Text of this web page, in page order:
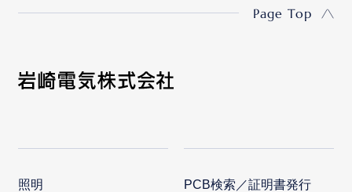
Page Top
照明
PCB検索／証明書発行